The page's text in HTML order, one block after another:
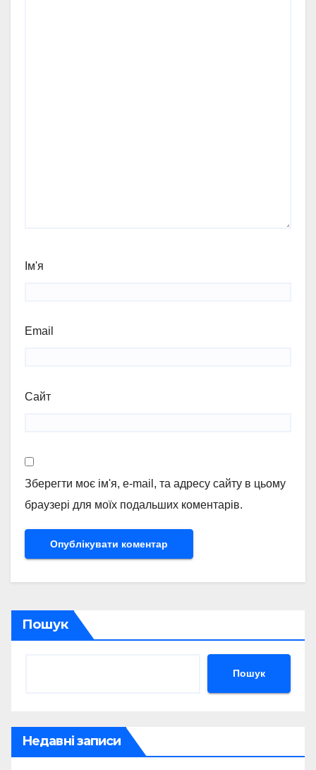
Ім'я
Email
Сайт
Зберегти моє ім'я, e-mail, та адресу сайту в цьому
браузері для моїх подальших коментарів.
Пошук
Пошук
Недавні записи